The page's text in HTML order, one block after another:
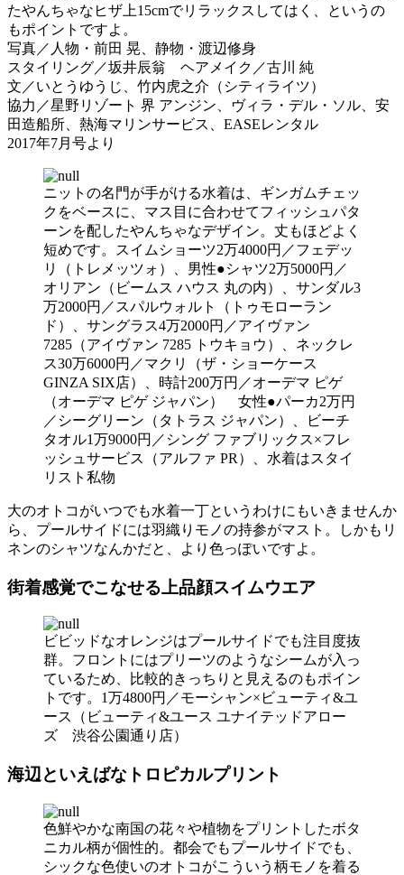
たやんちゃなヒザ上15cmでリラックスしてはく、というの
もポイントですよ。
写真／人物・前田 晃、静物・渡辺修身
スタイリング／坂井辰翁 ヘアメイク／古川 純
文／いとうゆうじ、竹内虎之介（シティライツ）
協力／星野リゾート 界 アンジン、ヴィラ・デル・ソル、安
田造船所、熱海マリンサービス、EASEレンタル
2017年7月号より
ニットの名門が手がける水着は、ギンガムチェッ
クをベースに、マス目に合わせてフィッシュパタ
ーンを配したやんちゃなデザイン。丈もほどよく
短めです。スイムショーツ2万4000円／フェデッ
リ（トレメッツォ）、男性●シャツ2万5000円／
オリアン（ビームス ハウス 丸の内）、サンダル3
万2000円／スパルウォルト（トゥモローラン
ド）、サングラス4万2000円／アイヴァン
7285（アイヴァン 7285 トウキョウ）、ネックレ
ス30万6000円／マクリ（ザ・ショーケース
GINZA SIX店）、時計200万円／オーデマ ピゲ
（オーデマ ピゲ ジャパン） 女性●パーカ2万円
／シーグリーン（タトラス ジャパン）、ビーチ
タオル1万9000円／シング ファブリックス×フレ
ッシュサービス（アルファ PR）、水着はスタイ
リスト私物
大のオトコがいつでも水着一丁というわけにもいきませんか
ら、プールサイドには羽織りモノの持参がマスト。しかもリ
ネンのシャツなんかだと、より色っぽいですよ。
街着感覚でこなせる上品顔スイムウエア
ビビッドなオレンジはプールサイドでも注目度抜
群。フロントにはプリーツのようなシームが入っ
ているため、比較的きっちりと見えるのもポイン
トです。1万4800円／モーシャン×ビューティ&ユ
ース（ビューティ&ユース ユナイテッドアロー
ズ 渋谷公園通り店）
海辺といえばなトロピカルプリント
色鮮やかな南国の花々や植物をプリントしたボタ
ニカル柄が個性的。都会でもプールサイドでも、
シックな色使いのオトコがこういう柄モノを着る